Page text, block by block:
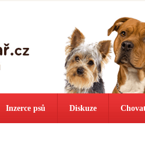
Inzerce psů Diskuze